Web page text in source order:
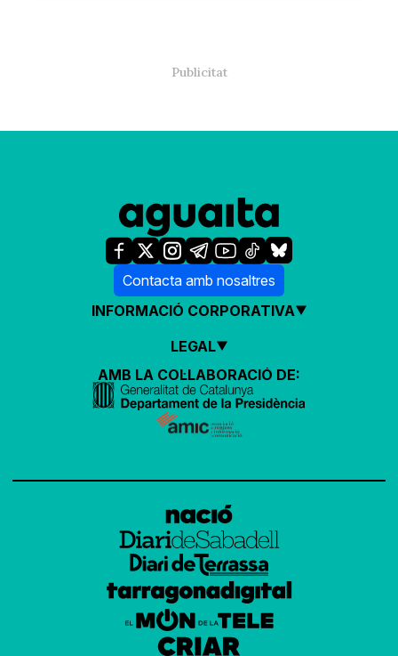
Contacta amb nosaltres
INFORMACIÓ CORPORATIVA
LEGAL
AMB LA COL·LABORACIÓ DE: